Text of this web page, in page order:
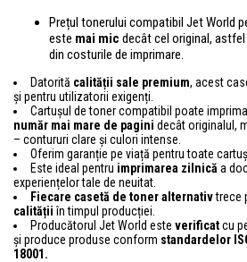
Prețul tonerului compatibil Jet World
este mai mic decât cel original, astfel
din costurile de imprimare.
Datorită calității sale premium, acest
și pentru utilizatorii exigenți.
Cartușul de toner compatibil poate
număr mai mare de pagini decât originalul,
– contururi clare și culori intense.
Oferim garanție pe viață pentru toate
Este ideal pentru imprimarea zilnică a
experiențelor tale de neuitat.
Fiecare casetă de toner alternativtrece
calitățiiîn timpul producției.
Producătorul Jet World este verificatcu
și produce produse conform standardelor
18001.